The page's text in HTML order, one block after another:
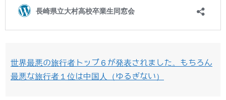
世界最悪の旅行者トップ６が発表されました。もちろん
最悪な旅行者１位は中国人（ゆるぎない）